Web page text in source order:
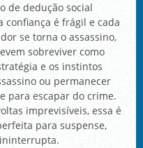
de dedução social
confiança é frágil e cada
se torna o assassino,
sobreviver como
e os instintos
ou permanecer
para escapar do crime.
imprevisíveis, essa é
para suspense,